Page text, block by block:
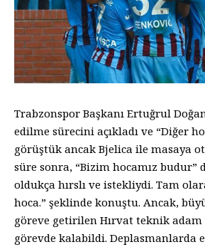
Trabzonspor Başkanı Ertuğrul
edilme sürecini açıkladı ve “Diğer
görüştük ancak Bjelica ile masaya
süre sonra, “Bizim hocamız budur”
oldukça hırslı ve istekliydi. Tam
hoca.” şeklinde konuştu. Ancak,
göreve getirilen Hırvat teknik adam
görevde kalabildi. Deplasmanlarda